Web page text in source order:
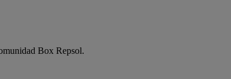
Box Repsol.